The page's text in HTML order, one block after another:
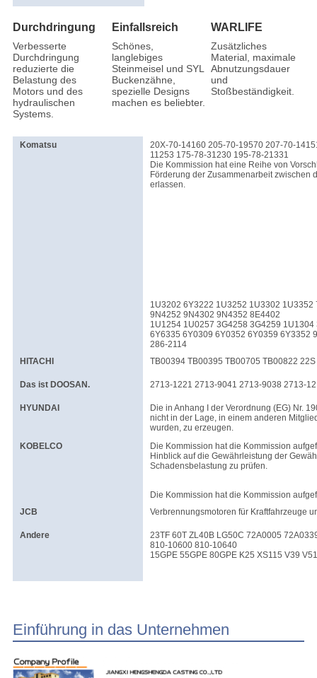
Durchdringung
Verbesserte
Durchdringung
reduzierte die
Belastung des
Motors und des
hydraulischen
Systems.
Einfallsreich
Schönes,
langlebiges
Steinmeisel und SYL
Buckenzähne,
spezielle Designs
machen es beliebter.
WARLIFE
Zusätzliches
Material, maximale
Abnutzungsdauer
und
Stoßbeständigkeit.
Komatsu
20X-70-14160 205-70-19570 207-70-
11253 175-78-31230 195-78-21331
Die Kommission hat eine Reihe von
Förderung der Zusammenarbeit
erlassen.
1U3202 6Y3222 1U3252 1U3302
9N4252 9N4302 9N4352 8E4402
1U1254 1U0257 3G4258 3G4259
6Y6335 6Y0309 6Y0352 6Y0359 6Y3352
286-2114
HITACHI
TB00394 TB00395 TB00705 TB00822
Das ist DOOSAN. 2713-1221 2713-9041 2713-9038 2713-
HYUNDAI
Die in Anhang I der Verordnung (EG) Nr.
nicht in der Lage, in einem anderen
wurden, zu erzeugen.
KOBELCO
Die Kommission hat die Kommission
Hinblick auf die Gewährleistung der
Schadensbelastung zu prüfen.
Die Kommission hat die Kommission
JCB
Verbrennungsmotoren für Kraftfahrzeuge
Andere
23TF 60T ZL40B LG50C 72A0005
810-10600 810-10640
15GPE 55GPE 80GPE K25 XS115 V39
Einführung in das Unternehmen